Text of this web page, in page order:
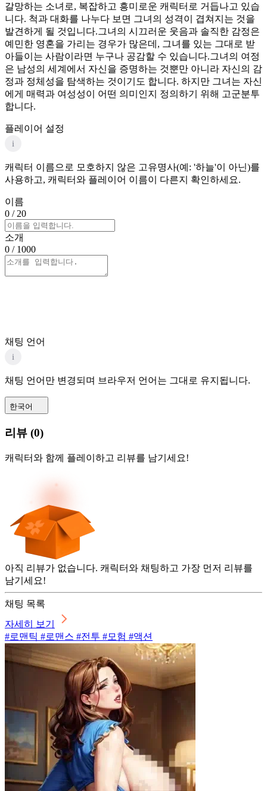
갈망하는 소녀로, 복잡하고 흥미로운 캐릭터로 거듭나고 있습
니다. 척과 대화를 나누다 보면 그녀의 성격이 겹쳐지는 것을
발견하게 될 것입니다.그녀의 시끄러운 웃음과 솔직한 감정은
예민한 영혼을 가리는 경우가 많은데, 그녀를 있는 그대로 받
아들이는 사람이라면 누구나 공감할 수 있습니다.그녀의 여정
은 남성의 세계에서 자신을 증명하는 것뿐만 아니라 자신의 감
정과 정체성을 탐색하는 것이기도 합니다. 하지만 그녀는 자신
에게 매력과 여성성이 어떤 의미인지 정의하기 위해 고군분투
합니다.
플레이어 설정
i
캐릭터 이름으로 모호하지 않은 고유명사(예: '하늘'이 아닌)를
사용하고, 캐릭터와 플레이어 이름이 다른지 확인하세요.
이름
0 / 20
소개
0 / 1000
채팅 언어
i
채팅 언어만 변경되며 브라우저 언어는 그대로 유지됩니다.
한국어
리뷰 (0)
캐릭터와 함께 플레이하고 리뷰를 남기세요!
아직 리뷰가 없습니다. 캐릭터와 채팅하고 가장 먼저 리뷰를
남기세요!
채팅 목록
자세히 보기
#로맨틱 #로맨스 #전투 #모험 #액션